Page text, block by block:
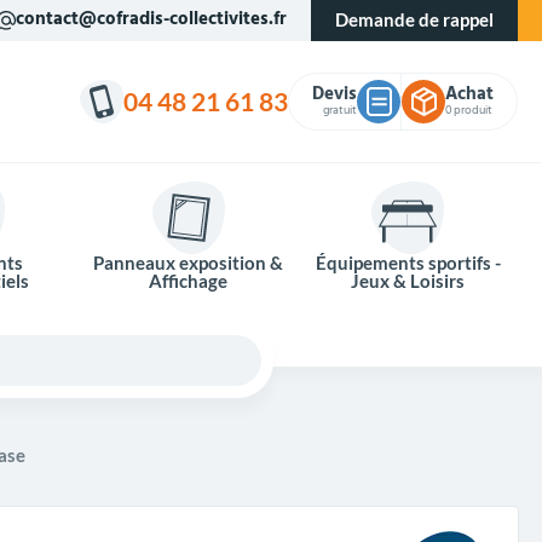
contact@cofradis-collectivites.fr Demande de rappel
04 48 21 61 83 Devis
gratuit
Achat
0 produit
Panneaux exposition &
Affichage
Équipements sportifs -
Jeux & Loisirs